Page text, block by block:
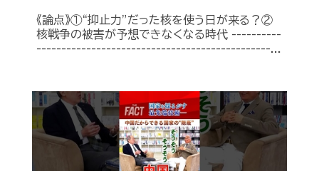
《論点》①“抑止力”だった核を使う日が来る？②
核戦争の被害が予想できなくなる時代 ----------
-----------------------------------------------...